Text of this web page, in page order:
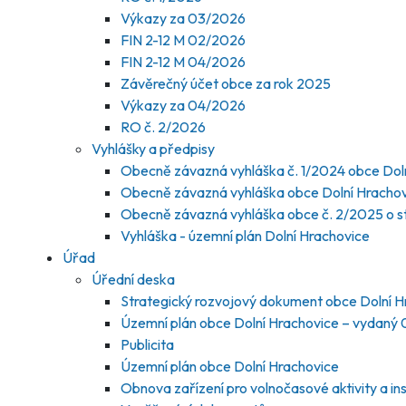
Výkazy za 03/2026
FIN 2-12 M 02/2026
FIN 2-12 M 04/2026
Závěrečný účet obce za rok 2025
Výkazy za 04/2026
RO č. 2/2026
Vyhlášky a předpisy
Obecně závazná vyhláška č. 1/2024 obce
Obecně závazná vyhláška obce Dolní
Obecně závazná vyhláška obce č. 2/2025 o
Vyhláška - územní plán Dolní Hrachovice
Úřad
Úřední deska
Strategický rozvojový dokument obce Dolní
Územní plán obce Dolní Hrachovice – vydaný
Publicita
Územní plán obce Dolní Hrachovice
Obnova zařízení pro volnočasové aktivity a